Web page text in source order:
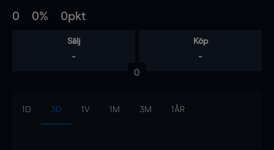
0 0% 0pkt
Sälj
-
Köp
-
0
1D 3D 1V 1M 3M 1ÅR